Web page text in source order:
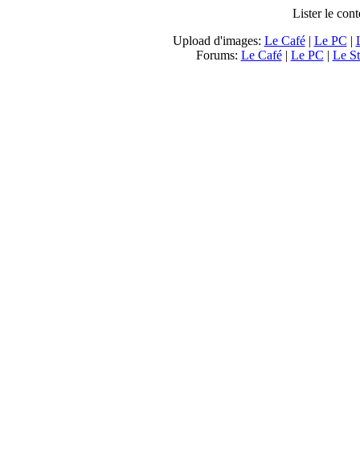
Lister le
Upload d'images: Le Café| Le PC |
Forums: Le Café| Le PC | Le